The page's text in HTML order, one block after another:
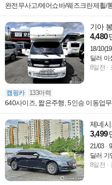
완전무사고/에어쇼바/웨즈크란제휠/
기아
4,480
18/
딜러 이
8일전
캠핑카 133마력
640사이즈, 짧은주행, 5인승 이동업
제네시
3,499
21/03
딜러 기
8일전